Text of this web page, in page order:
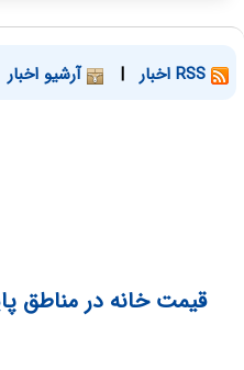
| آرشیو اخبار
قیمت خانه در مناطق